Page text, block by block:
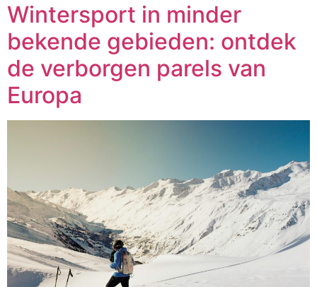
Wintersport in minder
bekende gebieden: ontdek
de verborgen parels van
Europa